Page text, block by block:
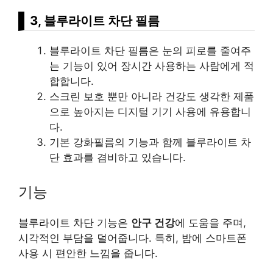
3, 블루라이트 차단 필름
블루라이트 차단 필름은 눈의 피로를 줄여주
는 기능이 있어 장시간 사용하는 사람에게 적
합합니다.
스크린 보호 뿐만 아니라 건강도 생각한 제품
으로 높아지는 디지털 기기 사용에 유용합니
다.
기본 강화필름의 기능과 함께 블루라이트 차
단 효과를 겸비하고 있습니다.
기능
블루라이트 차단 기능은 안구 건강에 도움을 주며,
시각적인 부담을 덜어줍니다. 특히, 밤에 스마트폰
사용 시 편안한 느낌을 줍니다.